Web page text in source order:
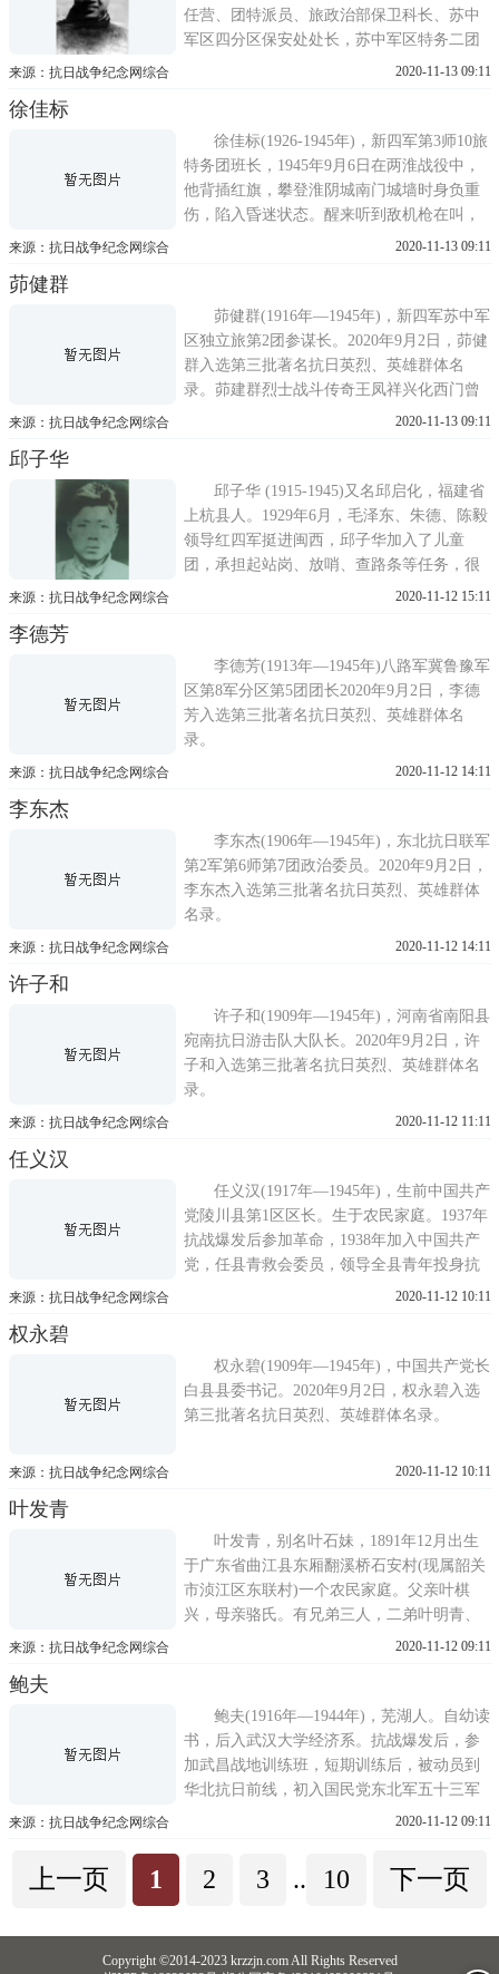
任营、团特派员、旅政治部保卫科长、苏中
军区四分区保安处处长，苏中军区特务二团
政治处主任等职。1945年9月，在战斗中不幸
立场坚定，机智勇敢，在担任保卫工作期
间，与暗藏的反革命分
来源：抗日战争纪念网综合 2020-11-13 09:11
徐佳标
徐佳标(1926-1945年)，新四军第3师10旅
特务团班长，1945年9月6日在两淮战役中，
他背插红旗，攀登淮阴城南门城墙时身负重
伤，陷入昏迷状态。醒来听到敌机枪在叫，
马上咬牙冲上前，用腹部堵住敌人枪眼，掩
追授徐佳标为淮阴战斗英雄称号，生前所在
班被命名佳标班，淮阴
来源：抗日战争纪念网综合 2020-11-13 09:11
茆健群
茆健群(1916年—1945年)，新四军苏中军
区独立旅第2团参谋长。2020年9月2日，茆健
群入选第三批著名抗日英烈、英雄群体名
录。茆建群烈士战斗传奇王凤祥兴化西门曾
被命名为建群镇，北门麦粉厂也曾被命名为
铁十八旅二团参谋长茆建群。茆建群，原名
茆立秋
来源：抗日战争纪念网综合 2020-11-13 09:11
邱子华
邱子华 (1915-1945)又名邱启化，福建省
上杭县人。1929年6月，毛泽东、朱德、陈毅
领导红四军挺进闽西，邱子华加入了儿童
团，承担起站岗、放哨、查路条等任务，很
快又加入了共青团，并于1932年成为中共党
军。人物生平1929年参加农民武装暴动，并
加入儿童团，1930
来源：抗日战争纪念网综合 2020-11-12 15:11
李德芳
李德芳(1913年—1945年)八路军冀鲁豫军
区第8军分区第5团团长2020年9月2日，李德
芳入选第三批著名抗日英烈、英雄群体名
录。
来源：抗日战争纪念网综合 2020-11-12 14:11
李东杰
李东杰(1906年—1945年)，东北抗日联军
第2军第6师第7团政治委员。2020年9月2日，
李东杰入选第三批著名抗日英烈、英雄群体
名录。
来源：抗日战争纪念网综合 2020-11-12 14:11
许子和
许子和(1909年—1945年)，河南省南阳县
宛南抗日游击队大队长。2020年9月2日，许
子和入选第三批著名抗日英烈、英雄群体名
录。
来源：抗日战争纪念网综合 2020-11-12 11:11
任义汉
任义汉(1917年—1945年)，生前中国共产
党陵川县第1区区长。生于农民家庭。1937年
抗战爆发后参加革命，1938年加入中国共产
党，任县青救会委员，领导全县青年投身抗
日救亡运动。在反对坏官师人凤的斗争中，
队，开展对敌武装斗争。后任一区区长。
1945年2月13日，在秦寨村
来源：抗日战争纪念网综合 2020-11-12 10:11
权永碧
权永碧(1909年—1945年)，中国共产党长
白县县委书记。2020年9月2日，权永碧入选
第三批著名抗日英烈、英雄群体名录。
来源：抗日战争纪念网综合 2020-11-12 10:11
叶发青
叶发青，别名叶石妹，1891年12月出生
于广东省曲江县东厢翻溪桥石安村(现属韶关
市浈江区东联村)一个农民家庭。父亲叶棋
兴，母亲骆氏。有兄弟三人，二弟叶明青、
三弟叶年青。为减轻家庭负担，他从小帮助
青学会了田园农活的一切劳动技能。他经受
年长日久的风吹雨打，磨练成
来源：抗日战争纪念网综合 2020-11-12 09:11
鲍夫
鲍夫(1916年—1944年)，芜湖人。自幼读
书，后入武汉大学经济系。抗战爆发后，参
加武昌战地训练班，短期训练后，被动员到
华北抗日前线，初入国民党东北军五十三军
万福麟残部，该部被河北民军改编后，被分
卫一起到河北南宫，找到冀南行署主任兼冀
南游击队司令杨秀峰同志，参加革命。1938
来源：抗日战争纪念网综合 2020-11-12 09:11
上一页 1 2 3 .. 10 下一页
Copyright ©2014-2023 krzzjn.com All Rights Reserved